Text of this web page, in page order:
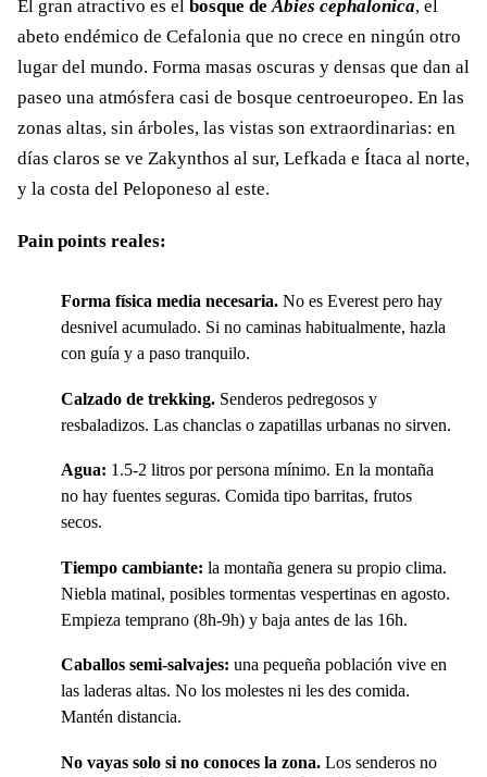
El gran atractivo es el bosque deAbies cephalonica, el
abeto endémico de Cefalonia que no crece en ningún otro
lugar del mundo. Forma masas oscuras y densas que dan al
paseo una atmósfera casi de bosque centroeuropeo. En las
zonas altas, sin árboles, las vistas son extraordinarias: en
días claros se ve Zakynthos al sur, Lefkada e Ítaca al norte,
y la costa del Peloponeso al este.
Pain points reales:
Forma física media necesaria. No es Everest pero hay
desnivel acumulado. Si no caminas habitualmente, hazla
con guía y a paso tranquilo.
Calzado de trekking. Senderos pedregosos y
resbaladizos. Las chanclas o zapatillas urbanas no sirven.
Agua: 1.5-2 litros por persona mínimo. En la montaña
no hay fuentes seguras. Comida tipo barritas, frutos
secos.
Tiempo cambiante: la montaña genera su propio clima.
Niebla matinal, posibles tormentas vespertinas en agosto.
Empieza temprano (8h-9h) y baja antes de las 16h.
Caballos semi-salvajes: una pequeña población vive en
las laderas altas. No los molestes ni les des comida.
Mantén distancia.
No vayas solo si no conoces la zona. Los senderos no